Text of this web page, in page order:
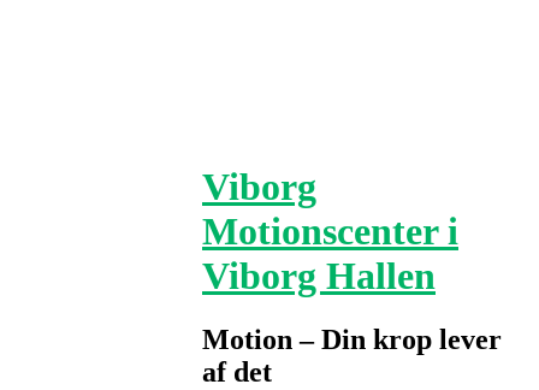
Viborg
Motionscenter i
Viborg Hallen
Motion – Din krop lever
af det